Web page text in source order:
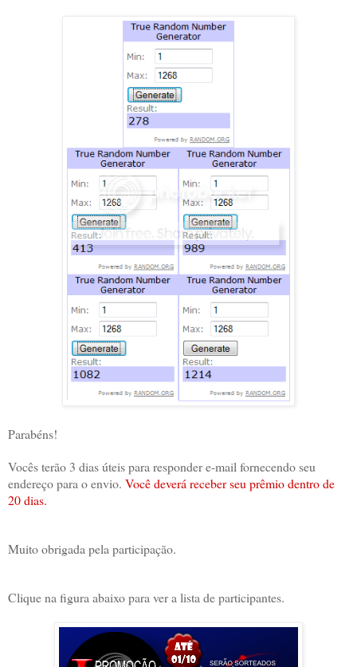
Parabéns!
Vocês terão 3 dias úteis para responder e-mail fornecendo seu
endereço para o envio. Você deverá receber seu prêmio dentro de
20 dias.
Muito obrigada pela participação.
Clique na figura abaixo para ver a lista de participantes.